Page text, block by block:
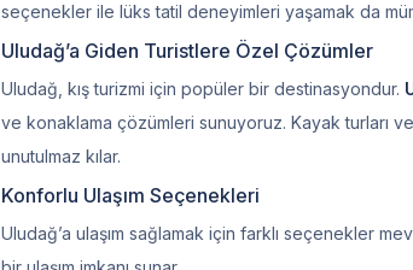
seçenekler ile lüks tatil deneyimleri yaşamak da
Uludağ’a Giden Turistlere Özel Çözümler
Uludağ, kış turizmi için popüler bir destinasyondur.
ve konaklama çözümleri sunuyoruz. Kayak turları
unutulmaz kılar.
Konforlu Ulaşım Seçenekleri
Uludağ’a ulaşım sağlamak için farklı seçenekler